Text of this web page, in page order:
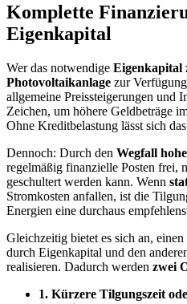
Komplette
Eigenkapital
Wer das notwendige Eigenkapital
Photovoltaikanlage zur
allgemeine Preissteigerungen und
Zeichen, um höhere Geldbeträge
Ohne Kreditbelastung lässt sich
Dennoch: Durch den Wegfall
regelmäßig finanzielle Posten frei,
geschultert werden kann. Wenn
Stromkosten anfallen, ist die
Energien eine durchaus
Gleichzeitig bietet es sich an,
durch Eigenkapital und den
realisieren. Dadurch werden zwei
1. Kürzere Tilgungszeit